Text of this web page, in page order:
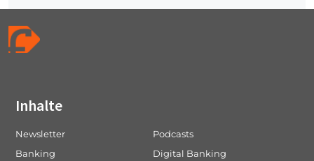
Inhalte
Newsletter
Podcasts
Banking
Digital Banking